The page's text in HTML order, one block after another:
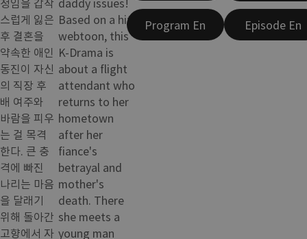
스럽게 잃은
후 결혼을
약속한 애인
동진이 자신
의 직장 후
배 여주와
바람을 피우
는 걸 목격
한다. 큰 충
격에 빠진
나리는 마음
을 달래기
위해 돌아간
고향에서 자
Based on a hit
webtoon, this
K-Drama is
about a flight
attendant who
returns to her
hometown
after her
fiance's
betrayal and
mother's
death. There
she meets a
young man
Program En Episode En